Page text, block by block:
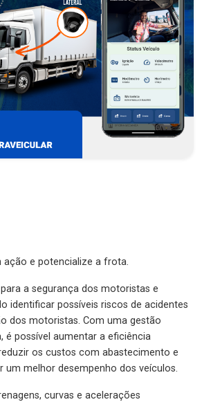
ação e potencialize a frota.
a segurança dos motoristas e
identificar possíveis riscos de acidentes
dos motoristas. Com uma gestão
é possível aumentar a eficiência
os custos com abastecimento e
um melhor desempenho dos veículos.
curvas e acelerações